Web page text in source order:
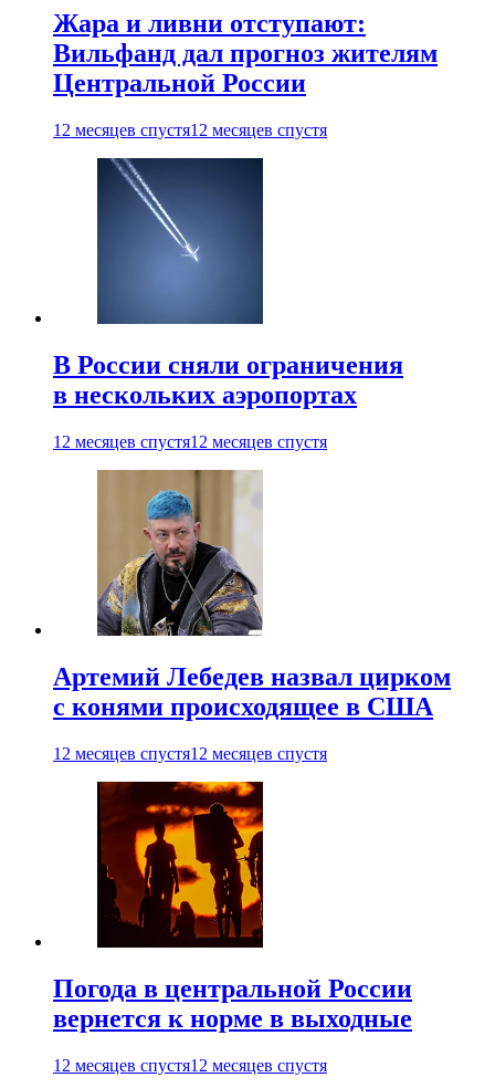
Жара и ливни отступают:
Вильфанд дал прогноз жителям
Центральной России
12 месяцев спустя12 месяцев спустя
В России сняли ограничения
в нескольких аэропортах
12 месяцев спустя12 месяцев спустя
Артемий Лебедев назвал цирком
с конями происходящее в США
12 месяцев спустя12 месяцев спустя
Погода в центральной России
вернется к норме в выходные
12 месяцев спустя12 месяцев спустя